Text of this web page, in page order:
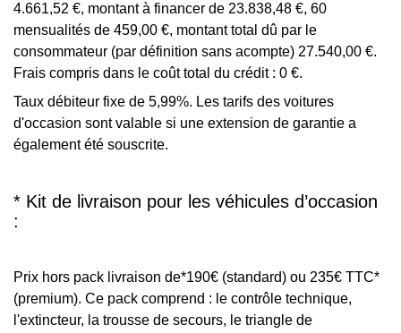
4.661,52 €, montant à financer de 23.838,48 €, 60
mensualités de 459,00 €, montant total dû par le
consommateur (par définition sans acompte) 27.540,00 €.
Frais compris dans le coût total du crédit : 0 €.
Taux débiteur fixe de 5,99%. Les tarifs des voitures
d'occasion sont valable si une extension de garantie a
également été souscrite.
* Kit de livraison pour les véhicules d’occasion
:
Prix hors pack livraison de*190€ (standard) ou 235€ TTC*
(premium). Ce pack comprend : le contrôle technique,
l'extincteur, la trousse de secours, le triangle de